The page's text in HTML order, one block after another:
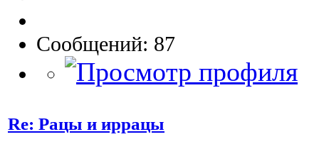
Сообщений: 87
Re: Рацы и иррацы